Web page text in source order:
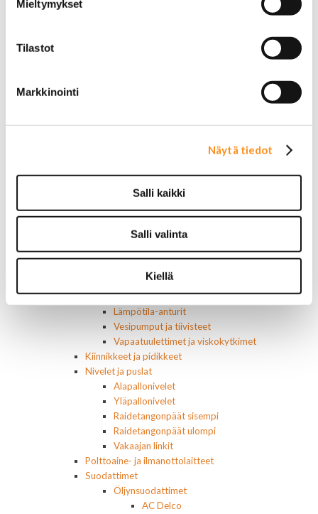
Mieltymykset
Tilastot
Markkinointi
Näytä tiedot
Salli kaikki
Salli valinta
Kiellä
Jarruletkut ja -vaijerit
Jarruliittimet ja ilmausruuvit
Muut jarruosat
Jäähdyttimet ja osat
Jäähdyttimet
Termostaatit, kotelot, tiivisteet
Lämpötila-anturit
Vesipumput ja tiivisteet
Vapaatuulettimet ja viskokytkimet
Kiinnikkeet ja pidikkeet
Nivelet ja puslat
Alapallonivelet
Yläpallonivelet
Raidetangonpäät sisempi
Raidetangonpäät ulompi
Vakaajan linkit
Polttoaine- ja ilmanottolaitteet
Suodattimet
Öljynsuodattimet
AC Delco